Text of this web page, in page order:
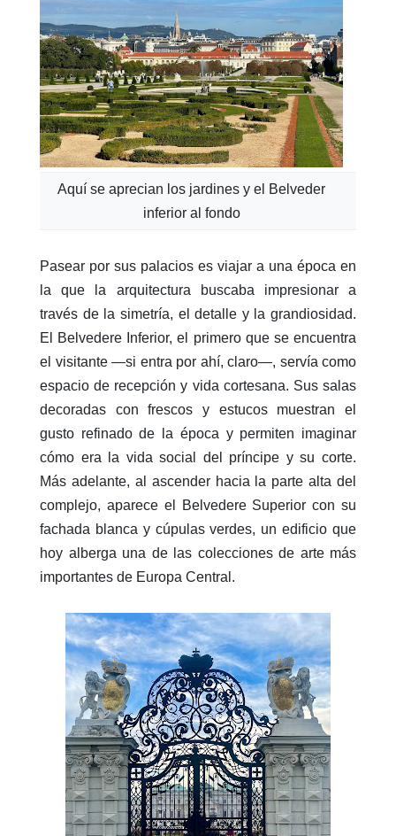
Aquí se aprecian los jardines y el Belveder
inferior al fondo
Pasear por sus palacios es viajar a una época en
la que la arquitectura buscaba impresionar a
través de la simetría, el detalle y la grandiosidad.
El Belvedere Inferior, el primero que se encuentra
el visitante —si entra por ahí, claro—, servía como
espacio de recepción y vida cortesana. Sus salas
decoradas con frescos y estucos muestran el
gusto refinado de la época y permiten imaginar
cómo era la vida social del príncipe y su corte.
Más adelante, al ascender hacia la parte alta del
complejo, aparece el Belvedere Superior con su
fachada blanca y cúpulas verdes, un edificio que
hoy alberga una de las colecciones de arte más
importantes de Europa Central.